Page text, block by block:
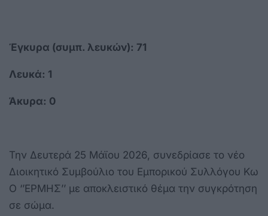
Έγκυρα (συμπ. λευκών): 71
Λευκά: 1
Άκυρα: 0
Την Δευτερά 25 Μάϊου 2026, συνεδρίασε το νέο
Διοικητικό Συμβούλιο του Εμπορικού Συλλόγου Κω
Ο ‘’ΕΡΜΗΣ’’ με αποκλειστικό θέμα την συγκρότηση
σε σώμα.